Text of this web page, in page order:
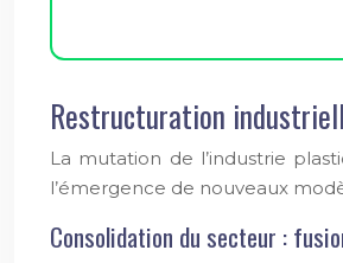
Restructuration
La mutation de l’industrie
l’émergence de nouveaux
Consolidation du secteur :